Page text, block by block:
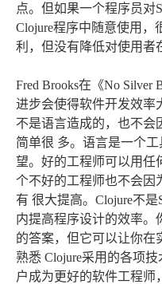
点。但如果一个程序员对
Clojure程序中随意使用，
利，但没有降低对使用者
Fred Brooks在《No
进步会使得软件开发效率
不是语言造成的，也不会
简单很 多。语言是一个
望。好的工程师可以用任
个不好的工程师也不会因
有 很大提高。Clojure不
内提高程序设计的效率。
的答案，但它可以让你在
熟悉 Clojure采用的各项
户成为更好的软件工程师